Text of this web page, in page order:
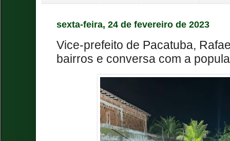
sexta-feira, 24 de fevereiro de 2023
Vice-prefeito de Pacatuba,
bairros e conversa com a